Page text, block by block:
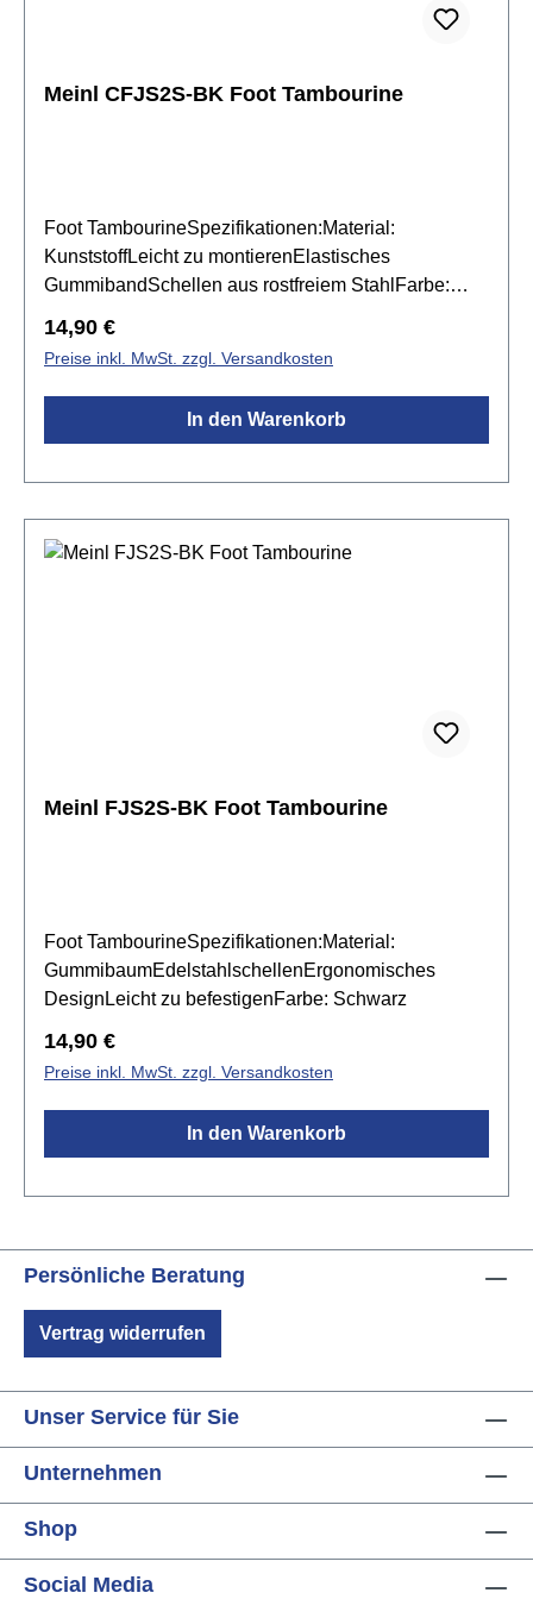
Meinl CFJS2S-BK Foot Tambourine
Foot TambourineSpezifikationen:Material:
KunststoffLeicht zu montierenElastisches
GummibandSchellen aus rostfreiem StahlFarbe:
Regulärer Preis:
14,90 €
Preise inkl. MwSt. zzgl. Versandkosten
In den Warenkorb
Meinl FJS2S-BK Foot Tambourine
Foot TambourineSpezifikationen:Material:
GummibaumEdelstahlschellenErgonomisches
DesignLeicht zu befestigenFarbe: Schwarz
Regulärer Preis:
14,90 €
Preise inkl. MwSt. zzgl. Versandkosten
In den Warenkorb
Persönliche Beratung
Vertrag widerrufen
Unser Service für Sie
Unternehmen
Shop
Social Media